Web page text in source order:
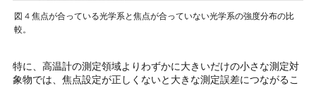
図 4 焦点が合っている光学系と焦点が合っていない光学系の強度分布の比
較。
特に、高温計の測定領域よりわずかに大きいだけの小さな測定対
象物では、焦点設定が正しくないと大きな測定誤差につながるこ